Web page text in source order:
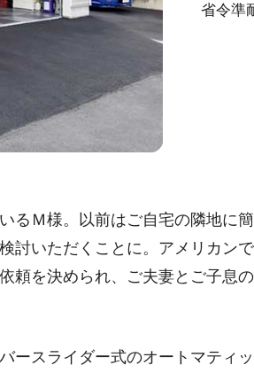
省令準
るＭ様。以前はご自宅の隣地に
討いただくことに。アメリカン
頼を決められ、ご夫妻とご子息
ースライダー式のオートマティ